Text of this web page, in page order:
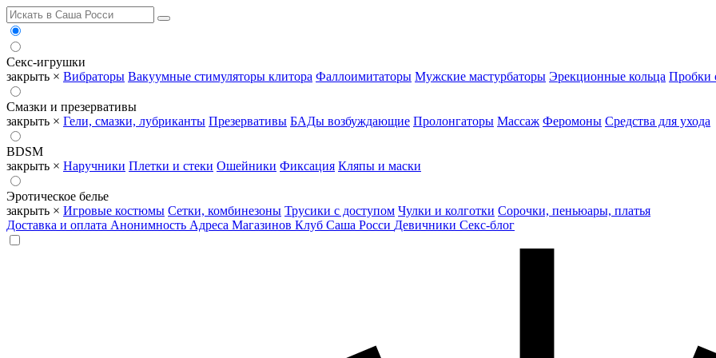
Секс-игрушки
закрыть × Вибраторы Вакуумные стимуляторы клитора Фаллоимитаторы Мужские мастурбаторы Эрекционные кольца Пробки
Смазки и презервативы
закрыть × Гели, смазки, лубриканты Презервативы БАДы возбуждающие Пролонгаторы Массаж Феромоны Средства для ухода
BDSM
закрыть × Наручники Плетки и стеки Ошейники Фиксация Кляпы и маски
Эротическое белье
закрыть × Игровые костюмы Сетки, комбинезоны Трусики с доступом Чулки и колготки Сорочки, пеньюары, платья
Доставка и оплата Анонимность Адреса Магазинов Клуб Саша Росси Девичники Секс-блог